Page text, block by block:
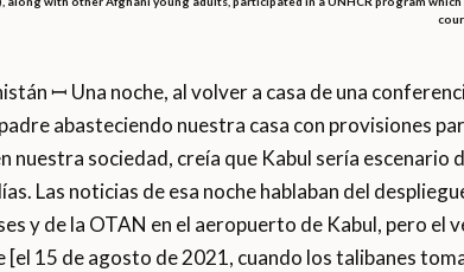
ꟷ Una noche, al volver a casa de una
abasteciendo nuestra casa con provisiones
nuestra sociedad, creía que Kabul sería escenario
Las noticias de esa noche hablaban del
y de la OTAN en el aeropuerto de Kabul, pero el
[el 15 de agosto de 2021, cuando los talibanes